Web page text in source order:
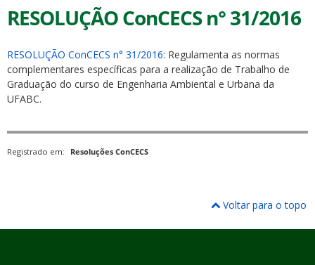
RESOLUÇÃO ConCECS n° 31/2016
RESOLUÇÃO ConCECS n° 31/2016: Regulamenta as normas
complementares específicas para a realização de Trabalho de
Graduação do curso de Engenharia Ambiental e Urbana da
UFABC.
Registrado em: Resoluções ConCECS
Voltar para o topo